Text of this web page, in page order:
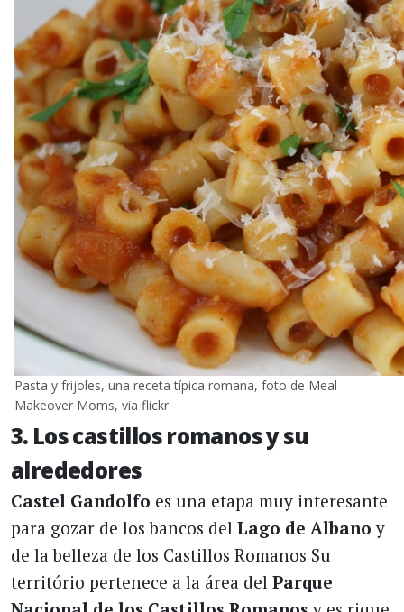
Pasta y frijoles, una receta típica romana, foto de Meal
Makeover Moms, via flickr
3. Los castillos romanos y su
alrededores
Castel Gandolfo es una etapa muy interesante
para gozar de los bancos del Lago de Albano y
de la belleza de los Castillos Romanos Su
território pertenece a la área del Parque